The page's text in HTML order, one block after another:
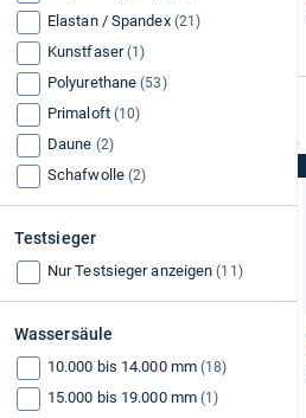
Elastan / Spandex (21)
Kunstfaser (1)
Polyurethane (53)
Primaloft (10)
Daune (2)
Schafwolle (2)
Testsieger
Nur Testsieger anzeigen (11)
Wassersäule
10.000 bis 14.000 mm (18)
15.000 bis 19.000 mm (1)